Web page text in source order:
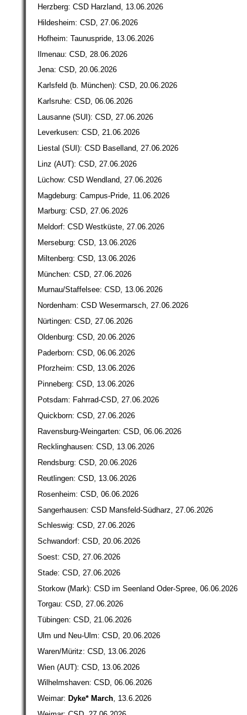
Herzberg: CSD Harzland, 13.06.2026
Hildesheim: CSD, 27.06.2026
Hofheim: Taunuspride, 13.06.2026
Ilmenau: CSD, 28.06.2026
Jena: CSD, 20.06.2026
Karlsfeld (b. München): CSD, 20.06.2026
Karlsruhe: CSD, 06.06.2026
Lausanne (SUI): CSD, 27.06.2026
Leverkusen: CSD, 21.06.2026
Liestal (SUI): CSD Baselland, 27.06.2026
Linz (AUT): CSD, 27.06.2026
Lüchow: CSD Wendland, 27.06.2026
Magdeburg: Campus-Pride, 11.06.2026
Marburg: CSD, 27.06.2026
Meldorf: CSD Westküste, 27.06.2026
Merseburg: CSD, 13.06.2026
Miltenberg: CSD, 13.06.2026
München: CSD, 27.06.2026
Murnau/Staffelsee: CSD, 13.06.2026
Nordenham: CSD Wesermarsch, 27.06.2026
Nürtingen: CSD, 27.06.2026
Oldenburg: CSD, 20.06.2026
Paderborn: CSD, 06.06.2026
Pforzheim: CSD, 13.06.2026
Pinneberg: CSD, 13.06.2026
Potsdam: Fahrrad-CSD, 27.06.2026
Quickborn: CSD, 27.06.2026
Ravensburg-Weingarten: CSD, 06.06.2026
Recklinghausen: CSD, 13.06.2026
Rendsburg: CSD, 20.06.2026
Reutlingen: CSD, 13.06.2026
Rosenheim: CSD, 06.06.2026
Sangerhausen: CSD Mansfeld-Südharz, 27.06.2026
Schleswig: CSD, 27.06.2026
Schwandorf: CSD, 20.06.2026
Soest: CSD, 27.06.2026
Stade: CSD, 27.06.2026
Storkow (Mark): CSD im Seenland Oder-Spree, 06.06.2026
Torgau: CSD, 27.06.2026
Tübingen: CSD, 21.06.2026
Ulm und Neu-Ulm: CSD, 20.06.2026
Waren/Müritz: CSD, 13.06.2026
Wien (AUT): CSD, 13.06.2026
Wilhelmshaven: CSD, 06.06.2026
Weimar: Dyke* March, 13.6.2026